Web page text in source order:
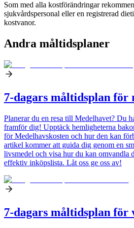
Som med alla kostförändringar
sjukvårdspersonal eller en registrerad
kostvanor.
Andra måltidsplaner
7-dagars måltidsplan för
Planerar du en resa till Medelhavet? Du
framför dig! Upptäck hemligheterna
för Medelhavskosten och hur den kan
artikel kommer att guida dig genom en
livsmedel och visa hur du kan omvandla
effektiv inköpslista. Låt oss ge oss av!
7-dagars måltidsplan